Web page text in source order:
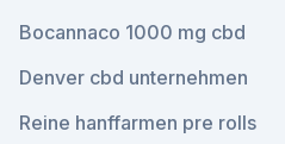
Bocannaco 1000 mg cbd
Denver cbd unternehmen
Reine hanffarmen pre rolls